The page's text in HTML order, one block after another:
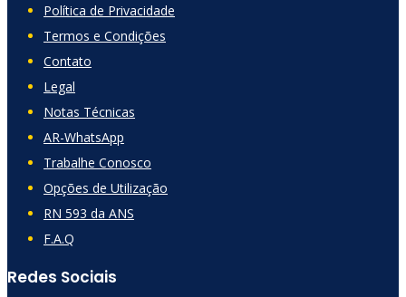
Política de Privacidade
Termos e Condições
Contato
Legal
Notas Técnicas
AR-WhatsApp
Trabalhe Conosco
Opções de Utilização
RN 593 da ANS
F.A.Q
Redes Sociais